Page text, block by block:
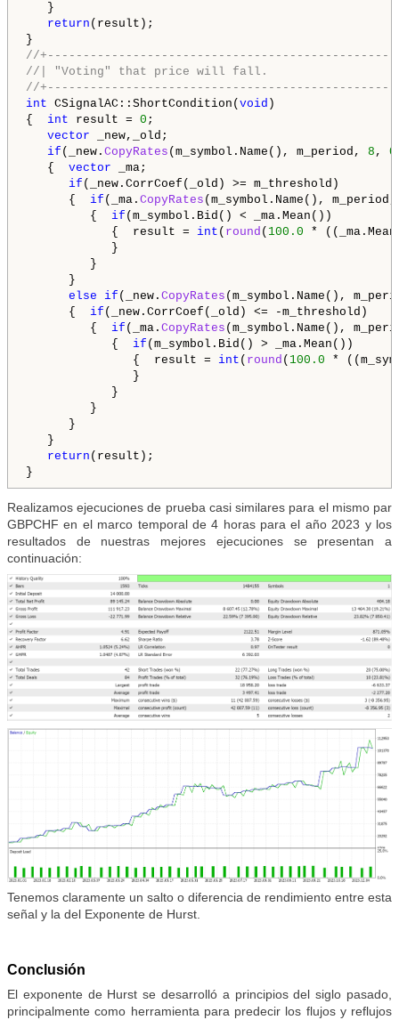
}
return (result);
//
//| "Voting" that price will fall.
//
int CSignalAC::ShortCondition( void )
{ int result = 0 ;
vector _new,_old;
if (_new. CopyRates (m_symbol.Name(), m_period, 8 , 0
{ vector _ma;
if (_new.CorrCoef(_old) >= m_threshold)
{ if (_ma. CopyRates (m_symbol.Name(),
{ if (m_symbol.Bid() < _ma.Mean())
{  result = int ( round ( 100.0 *
}
}
}
else
if (_new. CopyRates (m_symbol.Name(),
{ if (_new.CorrCoef(_old) <= -m_threshold)
{ if (_ma. CopyRates (m_symbol.Name(),
{ if (m_symbol.Bid() > _ma.Mean())
{  result = int ( round ( 100.0 *
}
}
}
}
}
return (result);
}
Realizamos ejecuciones de prueba casi similares para el mismo par
GBPCHF en el marco temporal de 4 horas para el año 2023 y los
resultados de nuestras mejores ejecuciones se presentan a
continuación:
Tenemos claramente un salto o diferencia de rendimiento entre esta
señal y la del Exponente de Hurst.
Conclusión
El exponente de Hurst se desarrolló a principios del siglo pasado,
principalmente como herramienta para predecir los flujos y reflujos